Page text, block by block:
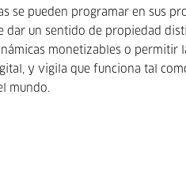
se pueden programar en sus
un sentido de propiedad
monetizables o permitir
y vigila que funciona tal
mundo.